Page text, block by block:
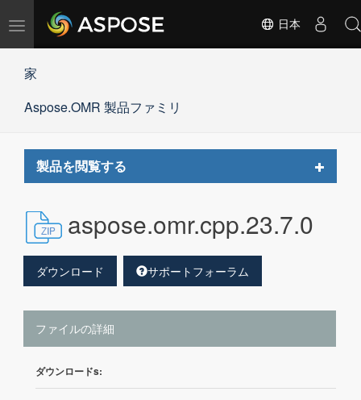
ナ
ー
ョ
切
日本
家
Aspose.OMR 製品ファミリ
製品を閲覧する
Toggle
aspose.omr.cpp.23.7.0
ダウンロード サポートフォーラム
ファイルの詳細
ダウンロードs: